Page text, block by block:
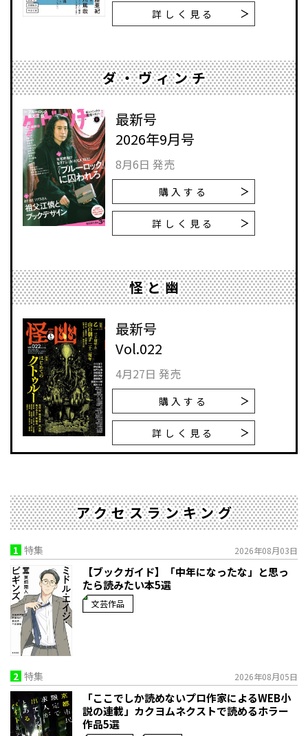
詳しく見る
ダ・ヴィンチ
最新号
2026年9月号
8月6日 発売
購入する
詳しく見る
怪と幽
最新号
Vol.022
4月27日 発売
購入する
詳しく見る
アクセスランキング
1 特集 2026年08月03日
【ブックガイド】「中年になったな」と思っ
たら読みたい本5選
文芸作品
2 特集 2026年08月05日
「ここでしか読めないプロ作家によるWEB小
説の連載」――カクヨムネクストで読めるホラー
作品5選